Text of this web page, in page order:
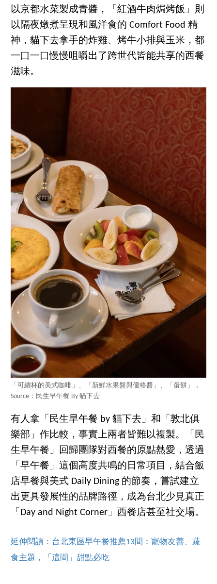
以京都水菜製成青醬，「紅酒牛肉焗烤飯」則
以隔夜燉煮呈現和風洋食的 Comfort Food 精
神，貓下去拿手的炸雞、烤牛小排與玉米，都
一口一口慢慢咀嚼出了跨世代皆能共享的西餐
滋味。
「可續杯的美式咖啡」、「新鮮水果盤與優格醬」、「蛋餅」，
Source：民生早午餐 By 貓下去
有人拿「民生早午餐 by 貓下去」和「敦北俱
樂部」作比較，事實上兩者皆難以複製。「民
生早午餐」回歸團隊對西餐的原點熱愛，透過
「早午餐」這個高度共鳴的日常項目，結合飯
店早餐與美式 Daily Dining 的節奏，嘗試建立
出更具發展性的品牌路徑，成為台北少見真正
「Day and Night Corner」西餐店甚至社交場。
延伸閱讀：台北東區早午餐推薦13間：寵物友善、蔬
食主題，「這間」甜點必吃